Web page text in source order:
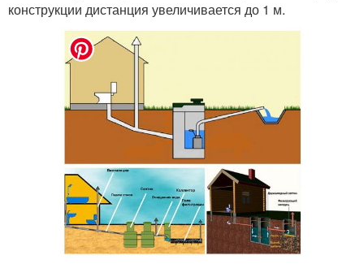
конструкции дистанция увеличивается до 1 м.